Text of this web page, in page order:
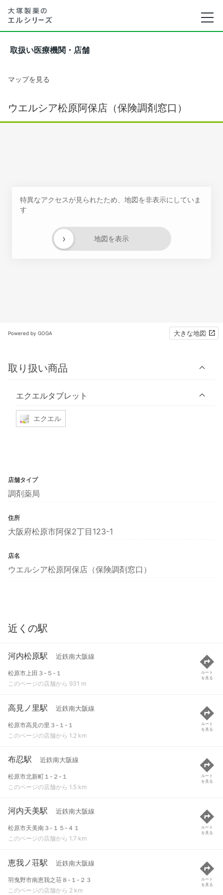
取扱い医療機関・店舗
マップを見る
ウエルシア松原阿保店（保険調剤窓口）
特異なアクセスが見られたため、地図を非表示にしていま
す
地図を表示
›
Powered by GOGA 大きな地図
取り扱い商品
エクエルタブレット
エクエル
店舗タイプ
調剤薬局
住所
大阪府松原市阿保2丁目123-1
店名
ウエルシア松原阿保店（保険調剤窓口）
近くの駅
河内松原駅 近鉄南大阪線
松原市上田３-５-１
このページの店舗から 931 m
ルート
を見る
高見ノ里駅 近鉄南大阪線
松原市高見の里３-１-１
このページの店舗から 1.2 km
ルート
を見る
布忍駅 近鉄南大阪線
松原市北新町１-２-１
このページの店舗から 1.5 km
ルート
を見る
河内天美駅 近鉄南大阪線
松原市天美南３-１５-４１
このページの店舗から 1.7 km
ルート
を見る
恵我ノ荘駅 近鉄南大阪線
羽曳野市南恵我之荘８-１-２３
このページの店舗から 2 km
ルート
を見る